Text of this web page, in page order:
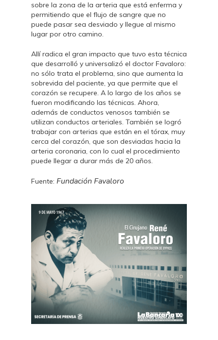
sobre la zona de la arteria que está enferma y
permitiendo que el flujo de sangre que no
puede pasar sea desviado y llegue al mismo
lugar por otro camino.
Allí radica el gran impacto que tuvo esta técnica
que desarrolló y universalizó el doctor Favaloro:
no sólo trata el problema, sino que aumenta la
sobrevida del paciente, ya que permite que el
corazón se recupere. A lo largo de los años se
fueron modificando las técnicas. Ahora,
además de conductos venosos también se
utilizan conductos arteriales. También se logró
trabajar con arterias que están en el tórax, muy
cerca del corazón, que son desviadas hacia la
arteria coronaria, con lo cual el procedimiento
puede llegar a durar más de 20 años.
Fuente: Fundación Favaloro